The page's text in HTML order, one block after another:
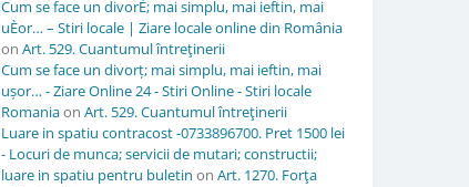
Cum se face un divorÈ; mai simplu, mai ieftin, mai
uÈor… – Stiri locale | Ziare locale online din România
on Art. 529. Cuantumul întreţinerii
Cum se face un divorț; mai simplu, mai ieftin, mai
ușor… - Ziare Online 24 - Stiri Online - Stiri locale
Romaniaon Art. 529. Cuantumul întreţinerii
Luare in spatiu contracost -0733896700. Pret 1500 lei
- Locuri de munca; servicii de mutari; constructii;
luare in spatiu pentru buletin on Art. 1270. Forţa